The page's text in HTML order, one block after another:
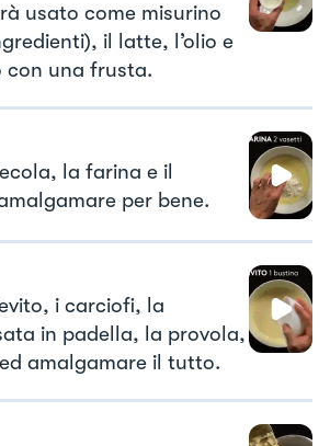
usato come misurino
il latte, l’olio e
con una frusta.
la farina e il
per bene.
i carciofi, la
in padella, la provola,
amalgamare il tutto.